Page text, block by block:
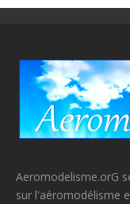
Aeromodelisme.orG
sur l'aéromodélisme